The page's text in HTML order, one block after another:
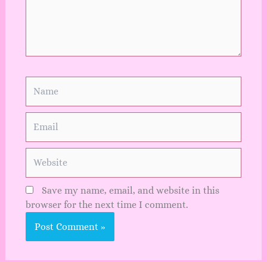
Save my name, email, and website in this
browser for the next time I comment.